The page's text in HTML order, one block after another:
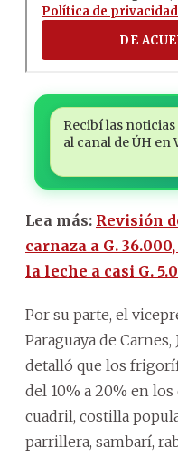
Recibí las
al canal de ÚH en
Lea más: Revisión
carnaza a G.
la leche a casi G.
Por su parte, el
Paraguaya de
detalló que los
del 10% a 20% en
cuadril, costilla
parrillera, sambarí,